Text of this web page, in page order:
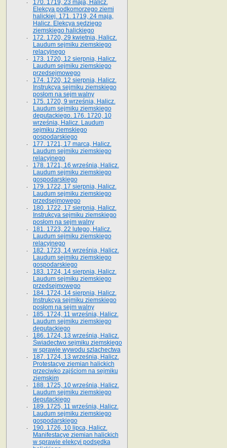
170. 1719, 23 maja, Halicz.
Elekcya podkomorzego ziemi
halickiej. 171. 1719, 24 maja,
Halicz. Elekcya sędziego
ziemskiego halickiego
172. 1720, 29 kwietnia, Halicz.
Laudum sejmiku ziemskiego
relacyjnego
173. 1720, 12 sierpnia, Halicz.
Laudum sejmiku ziemskiego
przedsejmowego
174. 1720, 12 sierpnia, Halicz.
Instrukcya sejmiku ziemskiego
posłom na sejm walny
175. 1720, 9 września, Halicz.
Laudum sejmiku ziemskiego
deputackiego. 176. 1720, 10
września, Halicz. Laudum
sejmiku ziemskiego
gospodarskiego
177. 1721, 17 marca, Halicz.
Laudum sejmiku ziemskiego
relacyjnego
178. 1721, 16 września, Halicz.
Laudum sejmiku ziemskiego
gospodarskiego
179. 1722, 17 sierpnia, Halicz.
Laudum sejmiku ziemskiego
przedsejmowego
180. 1722, 17 sierpnia, Halicz.
Instrukcya sejmiku ziemskiego
posłom na sejm walny
181. 1723, 22 lutego, Halicz.
Laudum sejmiku ziemskiego
relacyjnego
182. 1723, 14 września, Halicz.
Laudum sejmiku ziemskiego
gospodarskiego
183. 1724, 14 sierpnia, Halicz.
Laudum sejmiku ziemskiego
przedsejmowego
184. 1724, 14 sierpnia, Halicz.
Instrukcya sejmiku ziemskiego
posłom na sejm walny
185. 1724, 11 września, Halicz.
Laudum sejmiku ziemskiego
deputackiego
186. 1724, 13 września, Halicz.
Świadectwo sejmiku ziemskiego
w sprawie wywodu szlachectwa
187. 1724, 13 września, Halicz.
Protestacye ziemian halickich
przeciwko zajściom na sejmiku
ziemskim
188. 1725, 10 września, Halicz.
Laudum sejmiku ziemskiego
deputackiego
189. 1725, 11 września, Halicz.
Laudum sejmiku ziemskiego
gospodarskiego
190. 1726, 10 lipca, Halicz.
Manifestacye ziemian halickich
w sprawie elekcyi podsędka